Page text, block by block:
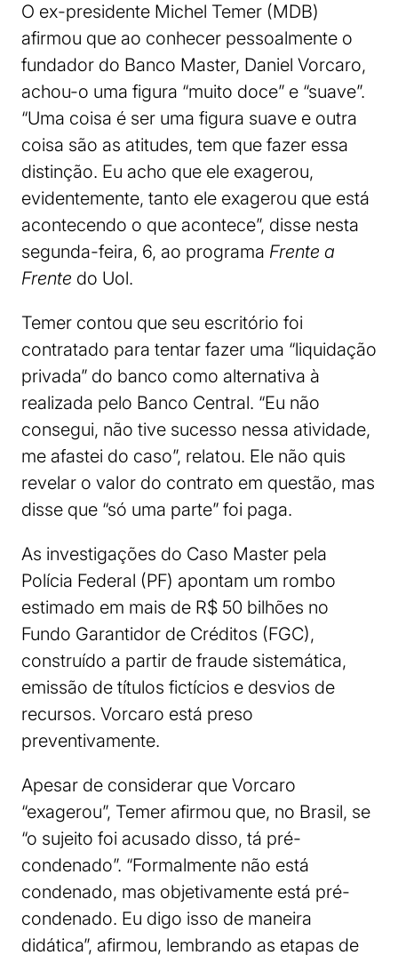
O ex-presidente Michel Temer (MDB)
afirmou que ao conhecer pessoalmente o
fundador do Banco Master, Daniel Vorcaro,
achou-o uma figura “muito doce” e “suave”.
“Uma coisa é ser uma figura suave e outra
coisa são as atitudes, tem que fazer essa
distinção. Eu acho que ele exagerou,
evidentemente, tanto ele exagerou que está
acontecendo o que acontece”, disse nesta
segunda-feira, 6, ao programa Frente a
Frente do Uol.
Temer contou que seu escritório foi
contratado para tentar fazer uma “liquidação
privada” do banco como alternativa à
realizada pelo Banco Central. “Eu não
consegui, não tive sucesso nessa atividade,
me afastei do caso”, relatou. Ele não quis
revelar o valor do contrato em questão, mas
disse que “só uma parte” foi paga.
As investigações do Caso Master pela
Polícia Federal (PF) apontam um rombo
estimado em mais de R$ 50 bilhões no
Fundo Garantidor de Créditos (FGC),
construído a partir de fraude sistemática,
emissão de títulos fictícios e desvios de
recursos. Vorcaro está preso
preventivamente.
Apesar de considerar que Vorcaro
“exagerou”, Temer afirmou que, no Brasil, se
“o sujeito foi acusado disso, tá pré-
condenado”. “Formalmente não está
condenado, mas objetivamente está pré-
condenado. Eu digo isso de maneira
didática”, afirmou, lembrando as etapas de